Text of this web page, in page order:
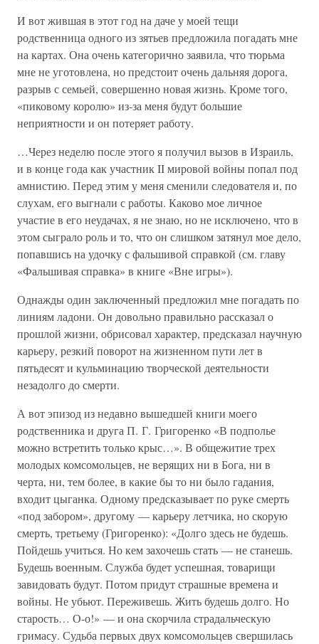
И вот жившая в этот год на даче у моей тещи
родственница одного из зятьев предложила погадать мне
на картах. Она очень категорично заявила, что тюрьма
мне не уготовлена, но предстоит очень дальняя дорога,
разрыв с семьей, совершенно новая жизнь. Кроме того,
«пиковому королю» из-за меня будут большие
неприятности и он потеряет работу.
…Через неделю после этого я получил вызов в Израиль,
и в конце года как участник II мировой войны попал под
амнистию. Перед этим у меня сменили следователя и, по
слухам, его выгнали с работы. Каково мое личное
участие в его неудачах, я не знаю, но не исключено, что в
этом сыграло роль и то, что он слишком затянул мое дело,
попавшись на удочку с фальшивой справкой (см. главу
«Фальшивая справка» в книге «Вне игры»).
Однажды один заключенный предложил мне погадать по
линиям ладони. Он довольно правильно рассказал о
прошлой жизни, обрисовал характер, предсказал научную
карьеру, резкий поворот на жизненном пути лет в
пятьдесят и кульминацию творческой деятельности
незадолго до смерти.
А вот эпизод из недавно вышедшей книги моего
родственника и друга П. Г. Григоренко «В подполье
можно встретить только крыс…». В общежитие трех
молодых комсомольцев, не верящих ни в Бога, ни в
черта, ни, тем более, в какие бы то ни было гадания,
входит цыганка. Одному предсказывает по руке смерть
«под забором», другому — карьеру летчика, но скорую
смерть, третьему (Григоренко): «Долго здесь не будешь.
Пойдешь учиться. Но кем захочешь стать — не станешь.
Будешь военным. Служба будет успешная, товарищи
завидовать будут. Потом придут страшные времена и
войны. Не убьют. Переживешь. Жить будешь долго. Но
старость… О-о!» — и она скорчила страдальческую
гримасу. Судьба первых двух комсомольцев свершилась